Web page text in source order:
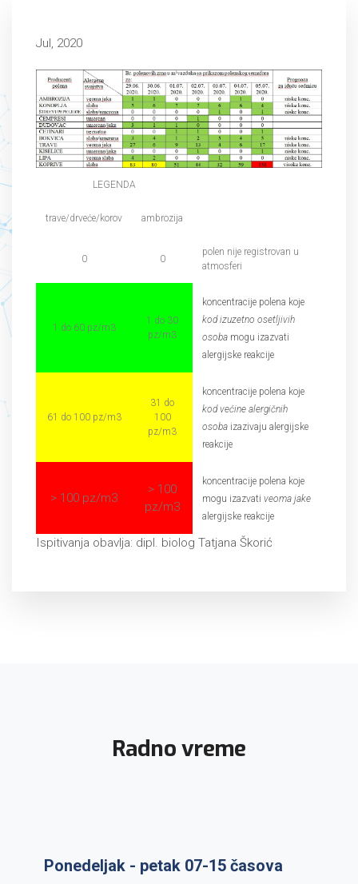
Jul, 2020
LEGENDA
trave/drveće/korov ambrozija
0 0
polen nije registrovan u
atmosferi
1 do 60 pz/m3
1 do 30
pz/m3
koncentracije polena koje
kod izuzetno osetljivih
osoba mogu izazvati
alergijske reakcije
61 do 100 pz/m3
31 do
100
pz/m3
koncentracije polena koje
kod većine alergičnih
osoba izazivaju alergijske
reakcije
> 100 pz/m3
> 100
pz/m3
koncentracije polena koje
mogu izazvati veoma jake
alergijske reakcije
Ispitivanja obavlja: dipl. biolog Tatjana Škorić
Radno vreme